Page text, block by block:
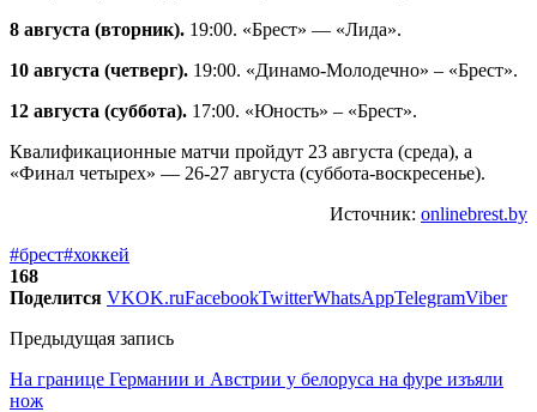
8 августа (вторник). 19:00. «Брест» — «Лида».
10 августа (четверг). 19:00. «Динамо-Молодечно» – «Брест».
12 августа (суббота). 17:00. «Юность» – «Брест».
Квалификационные матчи пройдут 23 августа (среда), а
«Финал четырех» — 26-27 августа (суббота-воскресенье).
Источник: onlinebrest.by
#брест#хоккей
168
Поделится VKOK.ruFacebookTwitterWhatsAppTelegramViber
Предыдущая запись
На границе Германии и Австрии у белоруса на фуре изъяли
нож